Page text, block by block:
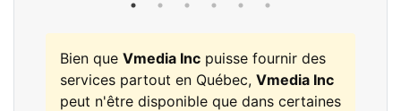
Bien que Vmedia Inc puisse fournir des
services partout en Québec, Vmedia Inc
peut n'être disponible que dans certaines